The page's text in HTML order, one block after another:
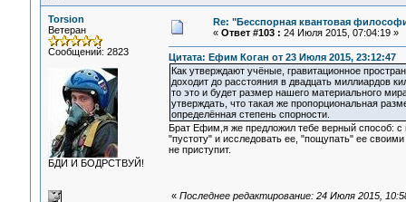
Torsion
Ветеран
Сообщений: 2823
БДИ И БОДРСТВУЙ!
Re: "Бесспорная квантовая
« Ответ #103 : 24 Июля 2015, 07:04:19 »
Цитата: Ефим Коган от 23 Июля 2015, 23:12:47
Как утверждают учёные, гравитационное
доходит до расстояния в двадцать миллиардов
то это и будет размер нашего материального
утверждать, что такая же пропорциональная
определённая степень спорности.
Брат Ефим,я же предложил тебе верный способ:
"пустоту" и исследовать ее, "пощупать" ее
не приступит.
« Последнее редактирование: 24 Июля 2015,